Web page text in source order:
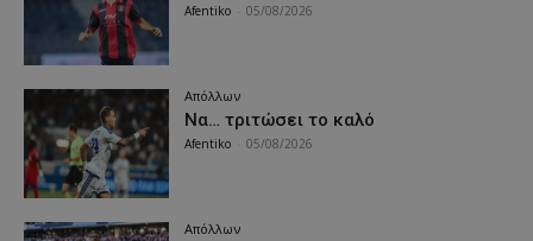
Afentiko 05/08/2026
Απόλλων
Να… τριτώσει το καλό
Afentiko 05/08/2026
Απόλλων